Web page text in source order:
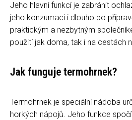
Jeho hlavní funkcí je zabránit
jeho konzumaci i dlouho po
praktickým a nezbytným
použití jak doma, tak i na cestách
Jak funguje termohrnek?
Termohrnek je speciální nádoba
horkých nápojů. Jeho funkce